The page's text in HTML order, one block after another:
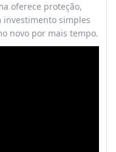
oferece proteção,
investimento simples
novo por mais tempo.